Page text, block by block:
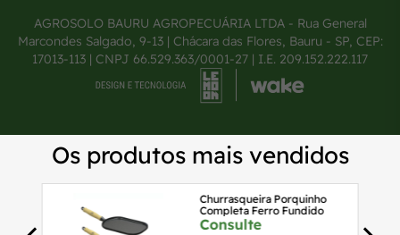
AGROSOLO BAURU AGROPECUÁRIA LTDA - Rua General
Marcondes Salgado, 9-13 | Chácara das Flores, Bauru - SP, CEP:
17013-113 | CNPJ 66.529.363/0001-27 | I.E. 209.152.222.117